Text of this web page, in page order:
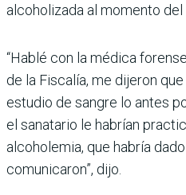
alcoholizada al momento del
“Hablé con la médica
de la Fiscalía, me dijeron
estudio de sangre lo antes
el sanatario le habrían
alcoholemia, que habría
comunicaron”, dijo.